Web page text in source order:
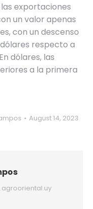
exportaciones
un valor apenas
con un descenso
dólares respecto a
dólares, las
a la primera
August 14, 2023